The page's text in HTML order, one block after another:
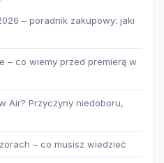
– poradnik zakupowy: jaki
– co wiemy przed premierą w
Air? Przyczyny niedoboru,
– co musisz wiedzieć